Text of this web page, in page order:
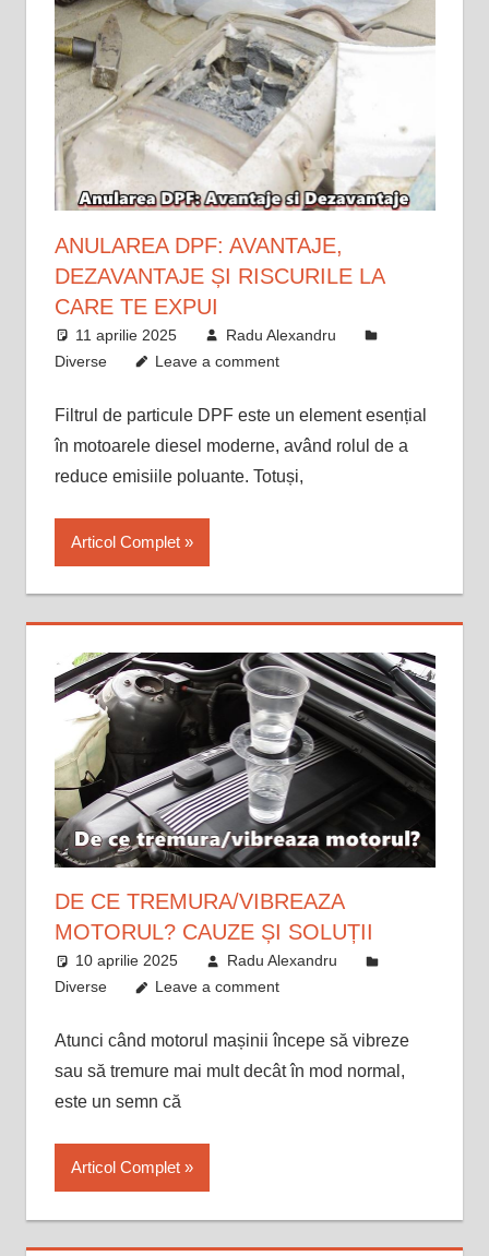
ANULAREA DPF: AVANTAJE,
DEZAVANTAJE ȘI RISCURILE LA
CARE TE EXPUI
11 aprilie 2025
Radu Alexandru
Diverse
Leave a comment
Filtrul de particule DPF este un element esențial
în motoarele diesel moderne, având rolul de a
reduce emisiile poluante. Totuși,
Articol Complet
DE CE TREMURA/VIBREAZA
MOTORUL? CAUZE ȘI SOLUȚII
10 aprilie 2025
Radu Alexandru
Diverse
Leave a comment
Atunci când motorul mașinii începe să vibreze
sau să tremure mai mult decât în mod normal,
este un semn că
Articol Complet